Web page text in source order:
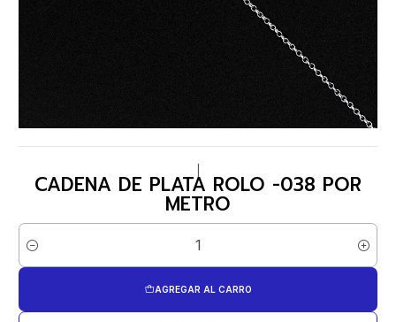
CADENA DE PLATA ROLO -038 POR
METRO
Cantidad
AGREGAR AL CARRO